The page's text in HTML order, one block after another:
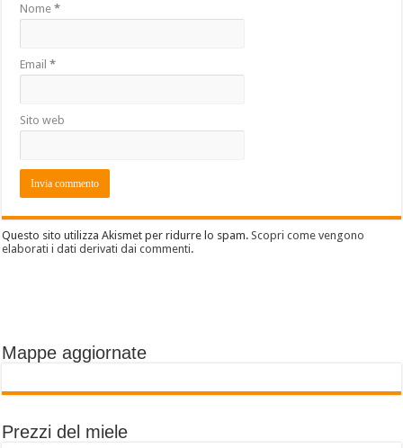
Nome*
Email*
Sito web
Questo sito utilizza Akismet per ridurre lo spam.Scopri come vengono
elaborati i dati derivati dai commenti.
Mappe aggiornate
Prezzi del miele